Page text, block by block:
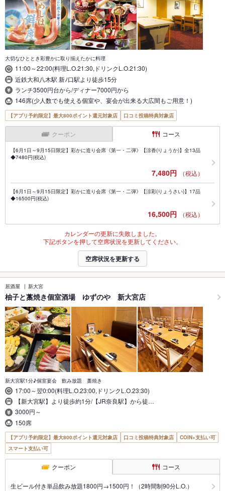
大切なひととき彩豊かに取り揃えたかに料理
11:00～22:00(料理L.O.21:30,ドリンクL.O.21:30)
近鉄大和八木駅 新ﾉ口駅より徒歩15分
ランチ3500円台から/ディナー7000円から
146席(少人数でも使える個室や、宴会が出来る大広間もご用意！)
【アプリ予約限定】最大800ポイント還元対象店 口コミ投稿特典対象店
クーポン コース
【6月1日～9月15日限定】彩かに造り会席《第一・二弾》【涼香(りょうか)】全13品
◆7480円(税込)
7,480円 （税込）
【6月1日～9月15日限定】彩かに造り会席《第一・二弾》【涼彩(りょうさい)】17品
◆16500円(税込)
16,500円 （税込）
カレンダーの更新に失敗しました。
下記ボタンを押して空席状況を更新してください。
空席状況を更新する
居酒屋 新大宮
柚子と藁焼き個室酒場 ゆずのや 新大宮店
新大宮駅1分♪個室宴会 飲み放題 藁焼き
17:00～翌0:00(料理L.O.23:00,ドリンクL.O.23:30)
【新大宮駅】より徒歩約1分/【JR奈良駅】から徒…
3000円～
150席
【アプリ予約限定】最大800ポイント還元対象店 口コミ投稿特典対象店
COIN+支払い可
スマート支払い可
クーポン コース
生ビール付き単品飲み放題1800円→1500円！（2時間制90分L.O.）